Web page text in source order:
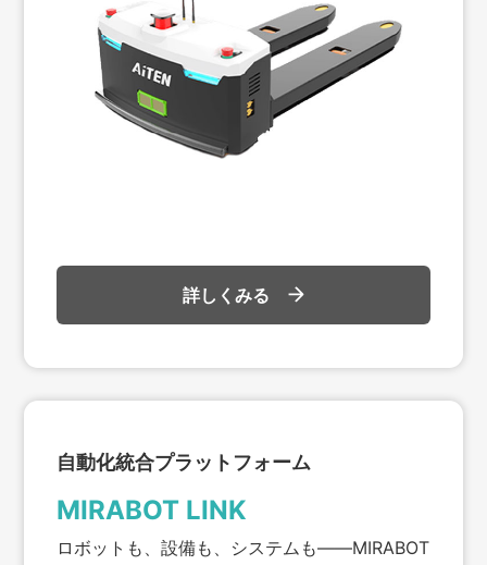
詳しくみる
自動化統合プラットフォーム
MIRABOT LINK
ロボットも、設備も、システムも——MIRABOT